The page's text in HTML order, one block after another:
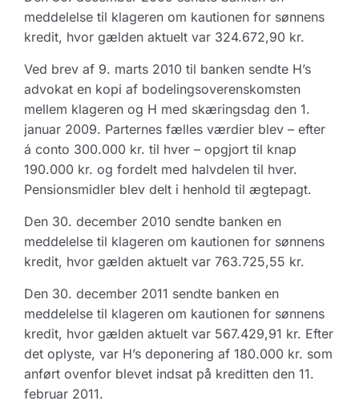
meddelelse til klageren om kautionen for sønnens
kredit, hvor gælden aktuelt var 324.672,90 kr.
Ved brev af 9. marts 2010 til banken sendte H’s
advokat en kopi af bodelingsoverenskomsten
mellem klageren og H med skæringsdag den 1.
januar 2009. Parternes fælles værdier blev – efter
á conto 300.000 kr. til hver – opgjort til knap
190.000 kr. og fordelt med halvdelen til hver.
Pensionsmidler blev delt i henhold til ægtepagt.
Den 30. december 2010 sendte banken en
meddelelse til klageren om kautionen for sønnens
kredit, hvor gælden aktuelt var 763.725,55 kr.
Den 30. december 2011 sendte banken en
meddelelse til klageren om kautionen for sønnens
kredit, hvor gælden aktuelt var 567.429,91 kr. Efter
det oplyste, var H’s deponering af 180.000 kr. som
anført ovenfor blevet indsat på kreditten den 11.
februar 2011.